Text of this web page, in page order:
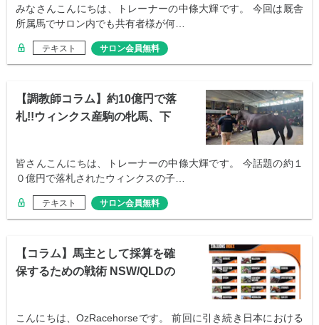
みなさんこんにちは、トレーナーの中條大輝です。 今回は厩舎
所属馬でサロン内でも共有者様が何…
テキスト サロン会員無料
【調教師コラム】約10億円で落
札!!ウィンクス産駒の牝馬、下
皆さんこんにちは、トレーナーの中條大輝です。 今話題の約１
０億円で落札されたウィンクスの子…
テキスト サロン会員無料
【コラム】馬主として採算を確
保するための戦術 NSW/QLDの
こんにちは、OzRacehorseです。 前回に引き続き日本における